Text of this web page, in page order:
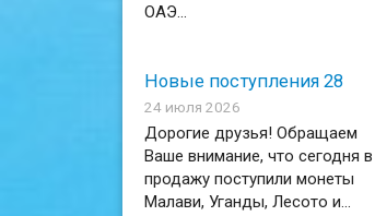
ОАЭ...
Новые поступления 28
24 июля 2026
Дорогие друзья! Обращаем
Ваше внимание, что сегодня в
продажу поступили монеты
Малави, Уганды, Лесото и...